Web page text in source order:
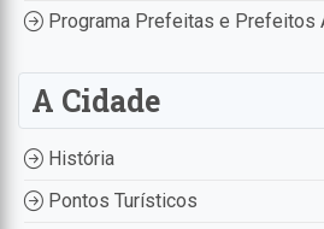
Programa Prefeitas e Prefeitos
A Cidade
História
Pontos Turísticos